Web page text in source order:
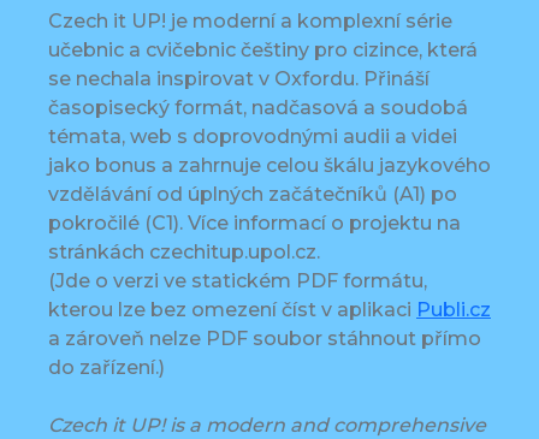
Czech it UP! je moderní a komplexní série
učebnic a cvičebnic češtiny pro cizince, která
se nechala inspirovat v Oxfordu. Přináší
časopisecký formát, nadčasová a soudobá
témata, web s doprovodnými audii a videi
jako bonus a zahrnuje celou škálu jazykového
vzdělávání od úplných začátečníků (A1) po
pokročilé (C1). Více informací o projektu na
stránkách czechitup.upol.cz.
(Jde o verzi ve statickém PDF formátu,
kterou lze bez omezení číst v aplikaci Publi.cz
a zároveň nelze PDF soubor stáhnout přímo
do zařízení.)
Czech it UP! is a modern and comprehensive